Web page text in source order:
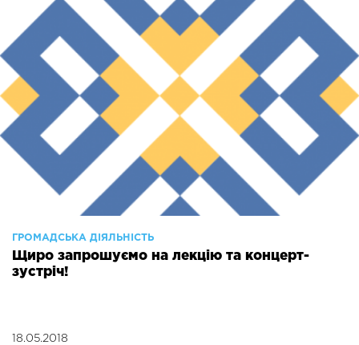
ГРОМАДСЬКА ДІЯЛЬНІСТЬ
Щиро запрошуємо на лекцію та концерт-
зустріч!
18.05.2018